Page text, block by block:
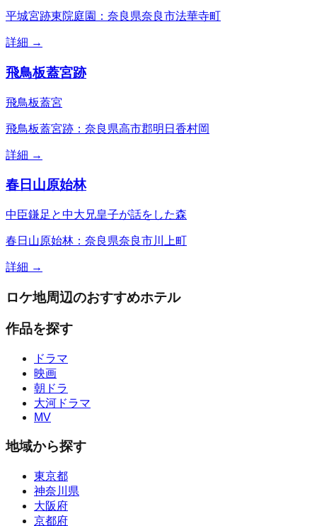
平城宮跡東院庭園：奈良県奈良市法華寺町
詳細 →
飛鳥板蓋宮跡
飛鳥板蓋宮
飛鳥板蓋宮跡：奈良県高市郡明日香村岡
詳細 →
春日山原始林
中臣鎌足と中大兄皇子が話をした森
春日山原始林：奈良県奈良市川上町
詳細 →
ロケ地周辺のおすすめホテル
作品を探す
ドラマ
映画
朝ドラ
大河ドラマ
MV
地域から探す
東京都
神奈川県
大阪府
京都府